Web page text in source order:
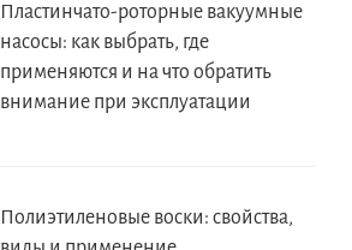
Пластинчато-роторные вакуумные
насосы: как выбрать, где
применяются и на что обратить
внимание при эксплуатации
Полиэтиленовые воски: свойства,